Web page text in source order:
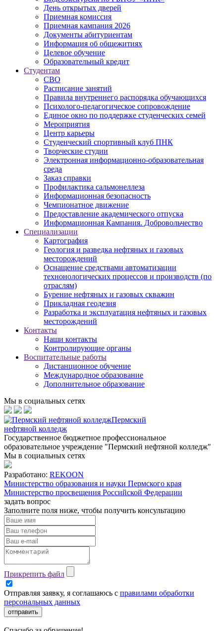
День открытых дверей
Приемная комиссия
Приемная кампания 2026
Дoкументы абитуриентам
Информация об общежитиях
Целевое обучение
Образовательный кредит
Студентам
СВО
Расписание занятий
Правила внутреннего распорядка обучающихся
Психолого-педагогическое сопровождение
Единое окно по поддержке студенческих семей
Мероприятия
Центр карьеры
Студенческий спортивный клуб ПНК
Творческие студии
Электронная информационно-образовательная
среда
Заказ справки
Профилактика сальмонеллеза
Информационная безопасность
Чемпионатное движение
Предоставление академического отпуска
Информационная Кампания. Добровольчество
Специализации
Картография
Геология и разведка нефтяных и газовых
месторождений
Оснащение средствами автоматизации
технонологических процессов и производств (по
отраслям)
Бурение нефтяных и газовых скважин
Прикладная геодезия
Разработка и эксплуатация нефтяных и газовых
месторождений
Контакты
Наши контакты
Контролирующие органы
Воспитательные работы
Дистанционное обучение
Международное образование
Дополнительное образование
Мы в социальных сетях
Пермский
нефтяной колледж
Государственное бюджетное профессиональное
образовательное учреждение "Пермский нефтяной колледж"
Мы в социальных сетях
Разработано: REKOON
Министерство образования и науки Пермского края
Министерство просвещения Российской Федерации
задать вопрос
Заполните поля ниже, чтобы получить консультацию
Прикрепить файл
Отправляя заявку, я соглашаюсь с правилами обработки
персональных данных
отправить